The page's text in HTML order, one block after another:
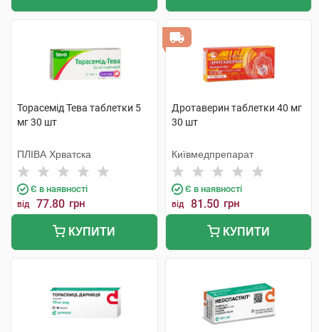
Торасемід Тева таблетки 5
мг 30 шт
ПЛІВА Хрватска
Є в наявності
від 77.80 грн
КУПИТИ
Дротаверин таблетки 40 мг
30 шт
Київмедпрепарат
Є в наявності
від 81.50 грн
КУПИТИ